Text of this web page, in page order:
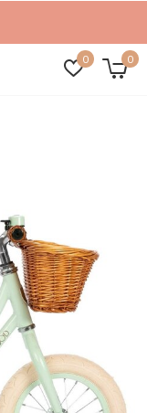
0 0